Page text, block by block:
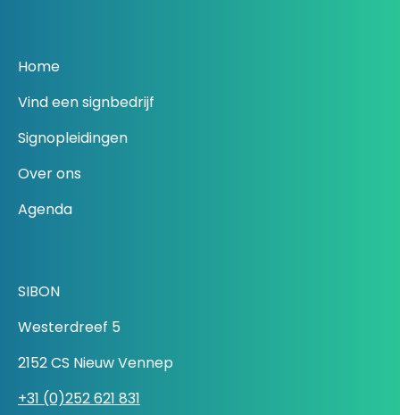
Home
Vind een signbedrijf
Signopleidingen
Over ons
Agenda
SIBON
Westerdreef 5
2152 CS Nieuw Vennep
+31 (0)252 621 831